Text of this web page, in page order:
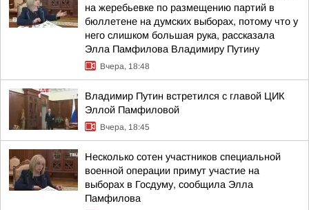
на жеребьевке по размещению партий в
бюллетене на думских выборах, потому что у
него слишком большая рука, рассказала
Элла Памфилова Владимиру Путину
Вчера, 18:48
Владимир Путин встретился с главой ЦИК
Эллой Памфиловой
Вчера, 18:45
Несколько сотен участников специальной
военной операции примут участие на
выборах в Госдуму, сообщила Элла
Памфилова